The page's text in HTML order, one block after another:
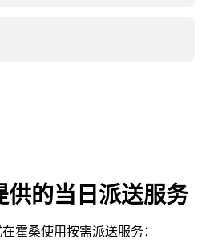
供的当日派送服务
霍桑使用按需派送服务：